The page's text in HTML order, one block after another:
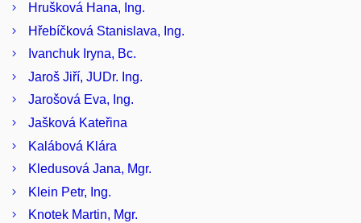
Hrušková Hana, Ing.
Hřebíčková Stanislava, Ing.
Ivanchuk Iryna, Bc.
Jaroš Jiří, JUDr. Ing.
Jarošová Eva, Ing.
Jašková Kateřina
Kalábová Klára
Kledusová Jana, Mgr.
Klein Petr, Ing.
Knotek Martin, Mgr.